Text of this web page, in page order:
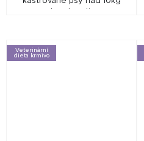
hmotnosti.
Veterinární
dieta krmivo